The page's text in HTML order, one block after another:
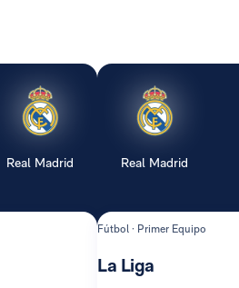
Real Madrid Real Madrid
Fútbol · Primer Equipo
La Liga